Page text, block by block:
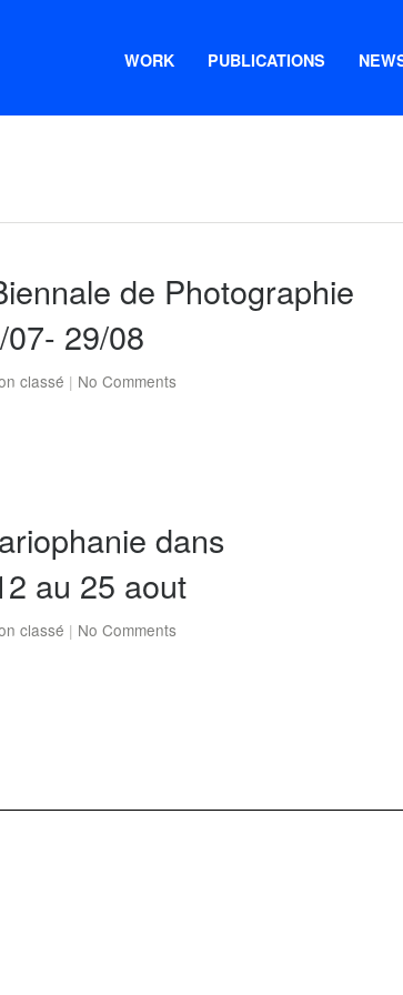
WORK PUBLICATIONS
de Photographie
29/08
classé | No Comments
dans
au 25 aout
classé | No Comments